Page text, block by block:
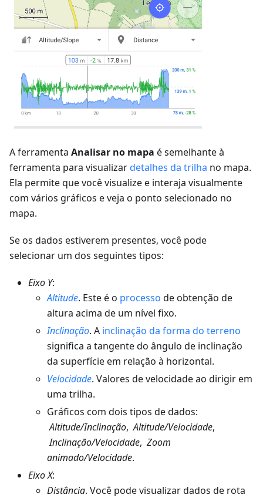
A ferramenta Analisar no mapa é semelhante à
ferramenta para visualizardetalhes da trilha no mapa.
Ela permite que você visualize e interaja visualmente
com vários gráficos e veja o ponto selecionado no
mapa.
Se os dados estiverem presentes, você pode
selecionar um dos seguintes tipos:
Eixo Y:
Altitude. Este é o processo de obtenção de
altura acima de um nível fixo.
Inclinação. A inclinação da forma do terreno
significa a tangente do ângulo de inclinação
da superfície em relação à horizontal.
Velocidade. Valores de velocidade ao dirigir em
uma trilha.
Gráficos com dois tipos de dados:
Altitude/Inclinação,Altitude/Velocidade,
Inclinação/Velocidade, Zoom
animado/Velocidade.
Eixo X:
Distância. Você pode visualizar dados de rota